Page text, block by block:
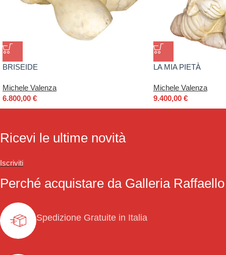
BRISEIDE
Michele Valenza
6.800,00 €
LA MIA PIETÀ
Michele Valenza
9.400,00 €
Ricevi le ultime novità
Iscriviti
Perché acquistare da Galleria Raffaello
Spedizione Gratuite in Italia